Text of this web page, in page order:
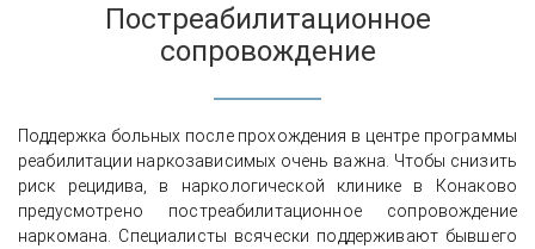
Постреабилитационное
сопровождение
Поддержка больных после прохождения в центре программы
реабилитации наркозависимых очень важна. Чтобы снизить
риск рецидива, в наркологической клинике в Конаково
предусмотрено постреабилитационное сопровождение
наркомана. Специалисты всячески поддерживают бывшего